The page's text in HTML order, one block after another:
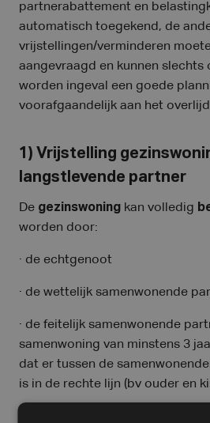
partnerabattement en
automatisch toegekend, de
vrijstellingen/verminderen
aangevraagd en kunnen slechts
worden ingeval een goede
voorafgaandelijk aan het
1) Vrijstelling
langstlevende partner
De gezinswoning kan volledig
worden door:
· de echtgenoot
· de wettelijk samenwonende
· de feitelijk samenwonende
samenwoning van minstens 3
dat er tussen de
is in de rechte lijn (bv ouder en